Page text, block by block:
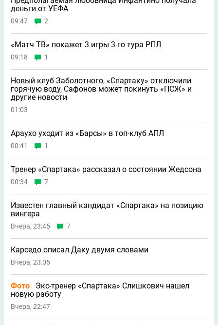
деньги от УЕФА
09:47 2
«Матч ТВ» покажет 3 игры 3-го тура РПЛ
09:18 1
Новый клуб Заболотного, «Спартаку» отключили
горячую воду, Сафонов может покинуть «ПСЖ» и
другие новости
01:03
Араухо уходит из «Барсы» в топ-клуб АПЛ
00:41 1
Тренер «Спартака» рассказал о состоянии Жедсона
00:34 7
Известен главный кандидат «Спартака» на позицию
вингера
Вчера, 23:45 7
Карседо описал Даку двумя словами
Вчера, 23:05
Фото
Экс-тренер «Спартака» Слишкович нашел
новую работу
Вчера, 22:47